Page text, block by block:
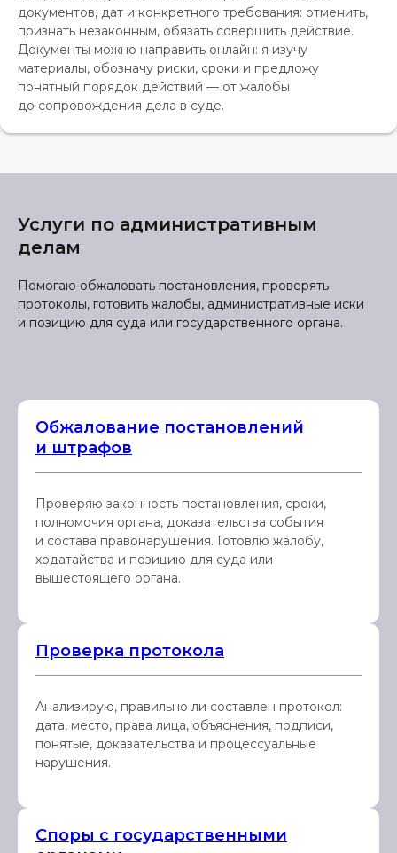
документов, дат и конкретного требования: отменить,
признать незаконным, обязать совершить действие.
Документы можно направить онлайн: я изучу
материалы, обозначу риски, сроки и предложу
понятный порядок действий — от жалобы
до сопровождения дела в суде.
Услуги по административным
делам
Помогаю обжаловать постановления, проверять
протоколы, готовить жалобы, административные иски
и позицию для суда или государственного органа.
Обжалование постановлений
и штрафов
Проверяю законность постановления, сроки,
полномочия органа, доказательства события
и состава правонарушения. Готовлю жалобу,
ходатайства и позицию для суда или
вышестоящего органа.
Проверка протокола
Анализирую, правильно ли составлен протокол:
дата, место, права лица, объяснения, подписи,
понятые, доказательства и процессуальные
нарушения.
Споры с государственными